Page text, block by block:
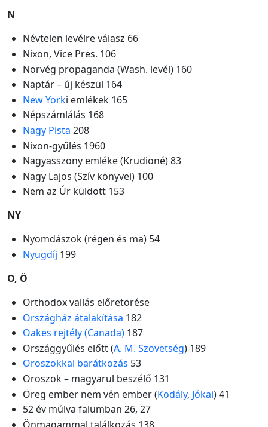
N
Névtelen levélre válasz 66
Nixon, Vice Pres. 106
Norvég propaganda (Wash. levél) 160
Naptár – új készül 164
New Yorki emlékek 165
Népszámlálás 168
Nagy Pista 208
Nixon-gyűlés 1960
Nagyasszony emléke (Krudioné) 83
Nagy Lajos (Szív könyvei) 100
Nem az Úr küldött 153
NY
Nyomdászok (régen és ma) 54
Nyugdíj 199
O, Ö
Orthodox vallás előretörése
Országház átalakítása 182
Oakes rejtély (Canada)187
Országgyűlés előtt (A. M. Szövetség) 189
Oroszokkal barátkozás 53
Oroszok – magyarul beszélő 131
Öreg ember nem vén ember (Kodály, Jókai) 41
52 év múlva falumban 26, 27